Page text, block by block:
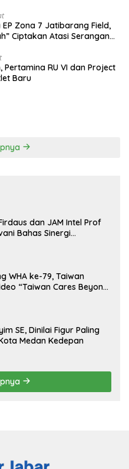
Zona 7 Jatibarang Field,
Ciptakan Atasi Serangan
Pertamina RU VI dan Project
Baru
dan JAM Intel Prof
Bahas Sinergi
Pengawasan Program
WHA ke-79, Taiwan
“Taiwan Cares Beyond
SE, Dinilai Figur Paling
Medan Kedepan